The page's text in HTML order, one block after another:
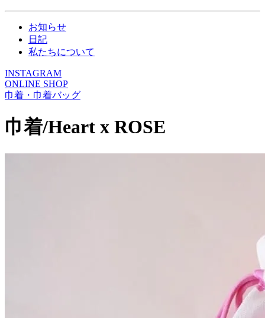
お知らせ
日記
私たちについて
INSTAGRAM
ONLINE SHOP
巾着・巾着バッグ
巾着/Heart x ROSE